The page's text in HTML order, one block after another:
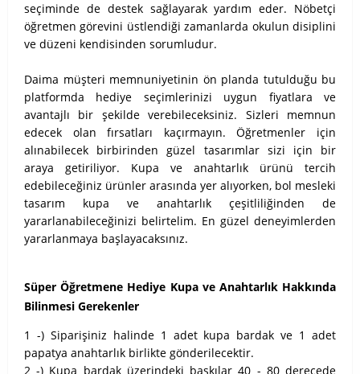
seçiminde de destek sağlayarak yardım eder. Nöbetçi
öğretmen görevini üstlendiği zamanlarda okulun disiplini
ve düzeni kendisinden sorumludur.
Daima müşteri memnuniyetinin ön planda tutulduğu bu
platformda hediye seçimlerinizi uygun fiyatlara ve
avantajlı bir şekilde verebileceksiniz. Sizleri memnun
edecek olan fırsatları kaçırmayın. Öğretmenler için
alınabilecek birbirinden güzel tasarımlar sizi için bir
araya getiriliyor. Kupa ve anahtarlık ürünü tercih
edebileceğiniz ürünler arasında yer alıyorken, bol mesleki
tasarım kupa ve anahtarlık çeşitliliğinden de
yararlanabileceğinizi belirtelim. En güzel deneyimlerden
yararlanmaya başlayacaksınız.
Süper Öğretmene Hediye Kupa ve Anahtarlık Hakkında
Bilinmesi Gerekenler
1 -) Siparişiniz halinde 1 adet kupa bardak ve 1 adet
papatya anahtarlık birlikte gönderilecektir.
2 -) Kupa bardak üzerindeki baskılar 40 - 80 derecede